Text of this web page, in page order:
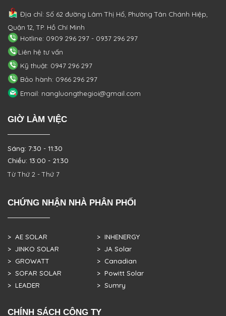
Địa chỉ: Số 62 đường Lâm Thị Hố, PhườngTân Chánh Hiệp,
Quận 12, TP. Hồ Chí Minh
Hotline: 0909 296 297 - 0937 296 297
Liên hệ tư vấn
Kỹ thuật: 0947 296 297
Bảo hành: 0966 296 297
Email: nangluongthegioi@gmail.com
GIỜ LÀM VIỆC
Sáng: 7:30 - 11:30
Chiều: 13:00 - 21:30
Từ Thứ 2 - Thứ 7
CHỨNG NHẬN NHÀ PHÂN PHỐI
> AE SOLAR
> JINKO SOLAR
> GROWATT
> SOFAR SOLAR
> LEADER
> INHENERGY
> JA Solar
> Canadian
> Powitt Solar
> Sumry
CHÍNH SÁCH CÔNG TY